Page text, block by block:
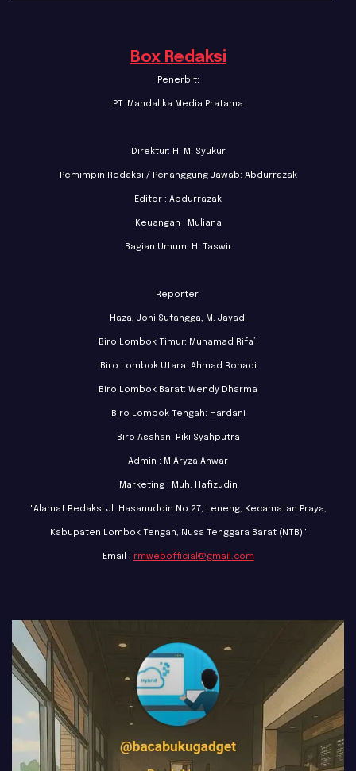
Box Redaksi
Penerbit:
PT. Mandalika Media Pratama
Direktur: H. M. Syukur
Pemimpin Redaksi / Penanggung Jawab: Abdurrazak
Editor : Abdurrazak
Keuangan : Muliana
Bagian Umum: H. Taswir
Reporter:
Haza, Joni Sutangga, M. Jayadi
Biro Lombok Timur: Muhamad Rifa’i
Biro Lombok Utara: Ahmad Rohadi
Biro Lombok Barat: Wendy Dharma
Biro Lombok Tengah: Hardani
Biro Asahan: Riki Syahputra
Admin : M Aryza Anwar
Marketing : Muh. Hafizudin
"Alamat Redaksi:Jl. Hasanuddin No.27, Leneng, Kecamatan Praya,
Kabupaten Lombok Tengah, Nusa Tenggara Barat (NTB)"
Email : rmwebofficial@gmail.com